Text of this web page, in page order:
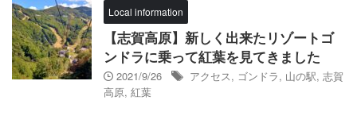
Local information
【志賀高原】新しく出来たリゾートゴ
ンドラに乗って紅葉を見てきました
2021/9/26 アクセス, ゴンドラ, 山の駅, 志賀
高原, 紅葉